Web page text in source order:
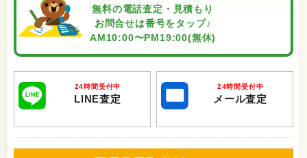
無料の電話査定・見積もり
お問合せは番号をタップ♪
AM10:00〜PM19:00(無休)
24時間受付中
LINE査定
24時間受付中
メール査定